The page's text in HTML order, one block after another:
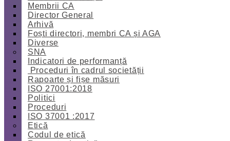
Membrii CA
Director General
Arhivă
Foști directori, membri CA și AGA
Diverse
SNA
Indicatori de performanță
Proceduri în cadrul societății
Rapoarte și fișe măsuri
ISO 27001:2018
Politici
Proceduri
ISO 37001 :2017
Etică
Codul de etică